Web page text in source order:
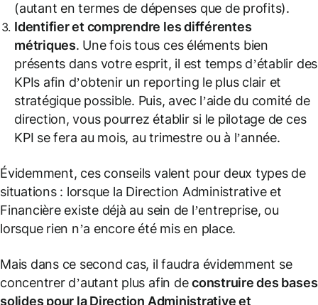
(autant en termes de dépenses que de profits).
Identifier et comprendre les différentes
métriques. Une fois tous ces éléments bien
présents dans votre esprit, il est temps d’établir des
KPIs afin d’obtenir un reporting le plus clair et
stratégique possible. Puis, avec l’aide du comité de
direction, vous pourrez établir si le pilotage de ces
KPI se fera au mois, au trimestre ou à l’année.
Évidemment, ces conseils valent pour deux types de
situations : lorsque la Direction Administrative et
Financière existe déjà au sein de l’entreprise, ou
lorsque rien n’a encore été mis en place.
Mais dans ce second cas, il faudra évidemment se
concentrer d’autant plus afin deconstruire des bases
solides pour la Direction Administrative et